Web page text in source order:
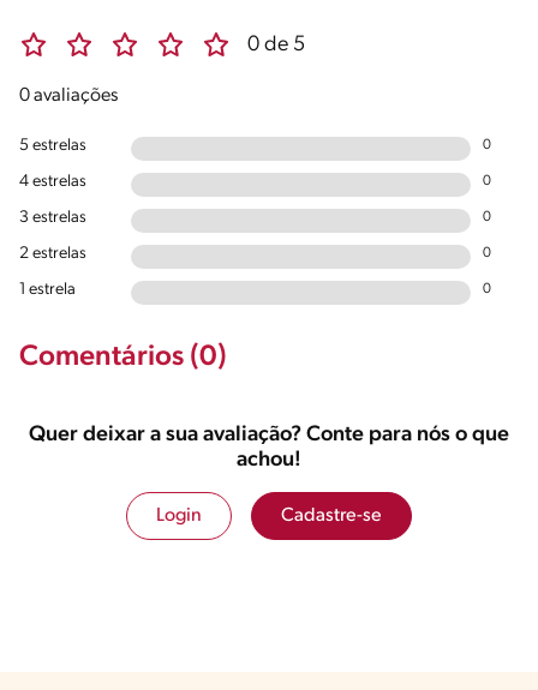
0 de 5
0 avaliações
5 estrelas 0
4 estrelas 0
3 estrelas 0
2 estrelas 0
1 estrela 0
Comentários (0)
Quer deixar a sua avaliação? Conte para nós o que
achou!
Login Cadastre-se